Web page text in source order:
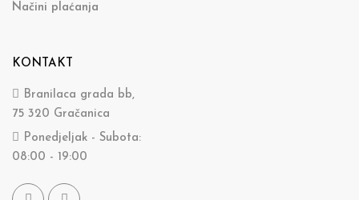
Načini plaćanja
KONTAKT
Branilaca grada bb,
75 320 Gračanica
Ponedjeljak - Subota:
08:00 - 19:00